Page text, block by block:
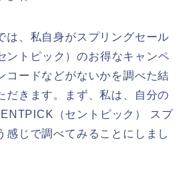
は、私自身がスプリングセール
ントピック）のお得なキャンペ
コードなどがないかを調べた結
だきます。まず、私は、自分の
（セントピック） スプ
感じで調べてみることにしまし